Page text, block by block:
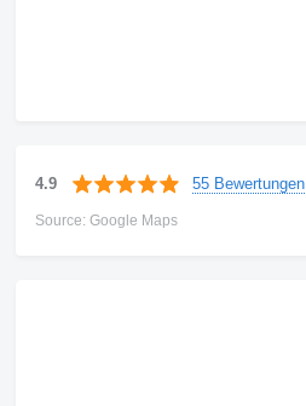
4.9 55 Bewertungen
Source: Google Maps